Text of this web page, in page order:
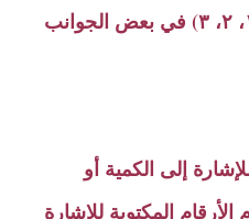
والثالث، والأرقام العادية (١، ٢، ٣) في بعض الجوانب
إلى الكمية أو
المكتوبة للإشارة